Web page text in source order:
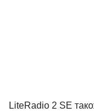
LiteRadio 2 SE